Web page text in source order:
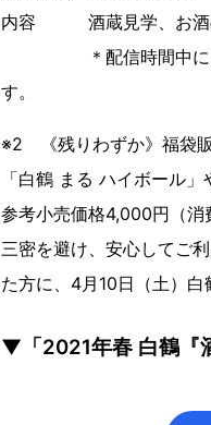
内容 酒蔵見学、お酒
＊配信時間中に、PC
す。
※2 《残りわずか》福袋販
「白鶴 まる ハイボール
参考小売価格4,000円（消
三密を避け、安心してご
た方に、4月10日（土）
▼「2021年春 白鶴『